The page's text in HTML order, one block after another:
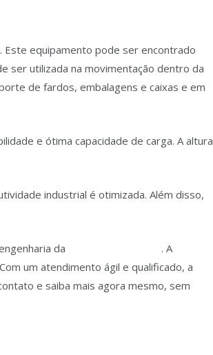
equipamento pode ser encontrado
ser utilizada na movimentação dentro da
de fardos, embalagens e caixas e em
e ótima capacidade de carga. A altura
industrial é otimizada. Além disso,
da
. A
um atendimento ágil e qualificado, a
e saiba mais agora mesmo, sem